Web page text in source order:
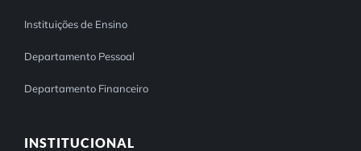
Instituições de Ensino
Departamento Pessoal
Departamento Financeiro
INSTITUCIONAL